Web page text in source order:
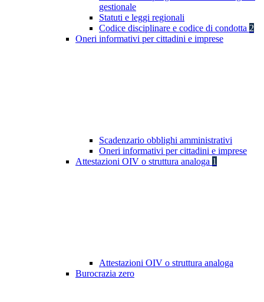
gestionale
Statuti e leggi regionali
Codice disciplinare e codice di condotta 2
Oneri informativi per cittadini e imprese
Scadenzario obblighi amministrativi
Oneri informativi per cittadini e imprese
Attestazioni OIV o struttura analoga 1
Attestazioni OIV o struttura analoga
Burocrazia zero